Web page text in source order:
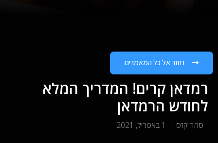
חזור אל כל המאמרים
רמדאן קרים! המדריך המלא
לחודש הרמדאן
סהר קזס 1 באפריל, 2021